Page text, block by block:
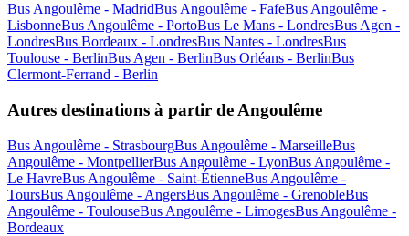
Bus Angoulême - MadridBus Angoulême - FafeBus Angoulême -
LisbonneBus Angoulême - PortoBus Le Mans - LondresBus Agen -
LondresBus Bordeaux - LondresBus Nantes - LondresBus
Toulouse - BerlinBus Agen - BerlinBus Orléans - BerlinBus
Clermont-Ferrand - Berlin
Autres destinations à partir de Angoulême
Bus Angoulême - StrasbourgBus Angoulême - MarseilleBus
Angoulême - MontpellierBus Angoulême - LyonBus Angoulême -
Le HavreBus Angoulême - Saint-ÉtienneBus Angoulême -
ToursBus Angoulême - AngersBus Angoulême - GrenobleBus
Angoulême - ToulouseBus Angoulême - LimogesBus Angoulême -
Bordeaux